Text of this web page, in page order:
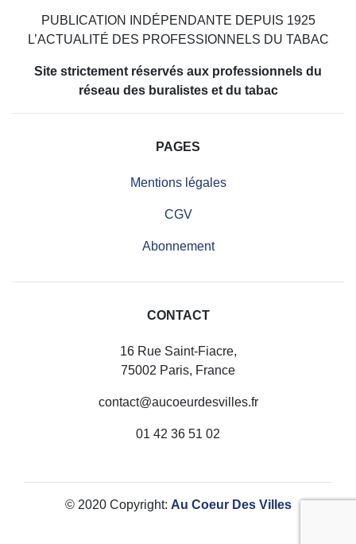
PUBLICATION INDÉPENDANTE DEPUIS 1925
L’ACTUALITÉ DES PROFESSIONNELS DU TABAC
Site strictement réservés aux professionnels du
réseau des buralistes et du tabac
PAGES
Mentions légales
CGV
Abonnement
CONTACT
16 Rue Saint-Fiacre,
75002 Paris, France
contact@aucoeurdesvilles.fr
01 42 36 51 02
© 2020 Copyright: Au Coeur Des Villes